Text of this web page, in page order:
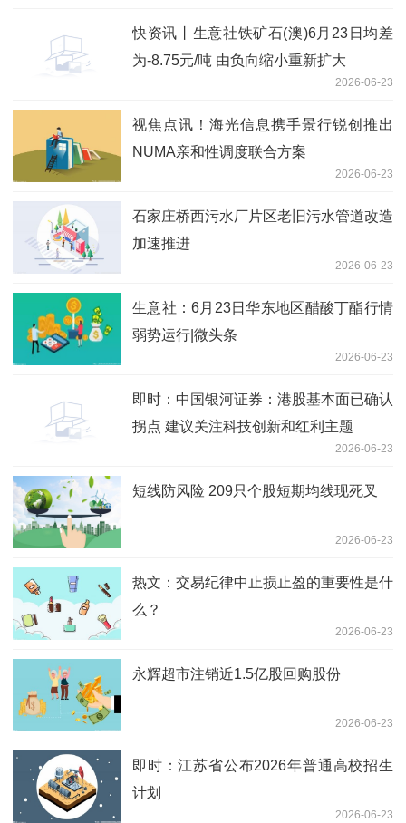
快资讯丨生意社铁矿石(澳)6月23日均差
为-8.75元/吨 由负向缩小重新扩大
2026-06-23
视焦点讯！海光信息携手景行锐创推出
NUMA亲和性调度联合方案
2026-06-23
石家庄桥西污水厂片区老旧污水管道改造
加速推进
2026-06-23
生意社：6月23日华东地区醋酸丁酯行情
弱势运行|微头条
2026-06-23
即时：中国银河证券：港股基本面已确认
拐点 建议关注科技创新和红利主题
2026-06-23
短线防风险 209只个股短期均线现死叉
2026-06-23
热文：交易纪律中止损止盈的重要性是什
么？
2026-06-23
永辉超市注销近1.5亿股回购股份
2026-06-23
即时：江苏省公布2026年普通高校招生
计划
2026-06-23